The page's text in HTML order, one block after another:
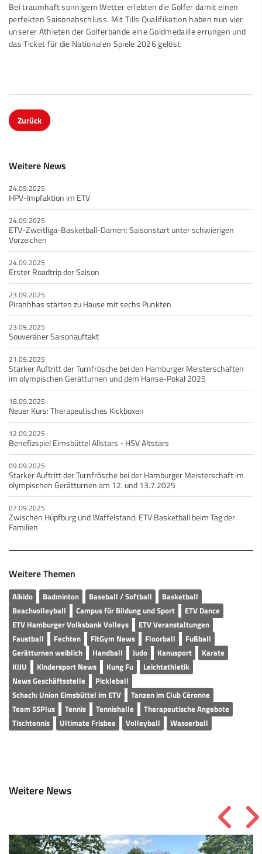
Bei traumhaft sonnigem Wetter erlebten die Golfer damit einen
perfekten Saisonabschluss. Mit Tills Qualifikation haben nun vier
unserer Athleten der Golferbande eine Goldmedaille errungen und
das Ticket für die Nationalen Spiele 2026 gelöst.
Zurück
Weitere News
24.09.2025
HPV-Impfaktion im ETV
24.09.2025
ETV-Zweitliga-Basketball-Damen: Saisonstart unter schwierigen
Vorzeichen
24.09.2025
Erster Roadtrip der Saison
23.09.2025
Piranhhas starten zu Hause mit sechs Punkten
23.09.2025
Souveräner Saisonauftakt
21.09.2025
Starker Auftritt der Turnfrösche bei den Hamburger Meisterschaften
im olympischen Gerätturnen und dem Hanse-Pokal 2025
18.09.2025
Neuer Kurs: Therapeutisches Kickboxen
12.09.2025
Benefizspiel Eimsbüttel Allstars - HSV Altstars
09.09.2025
Starker Auftritt der Turnfrösche bei der Hamburger Meisterschaft im
olympischen Gerätturnen am 12. und 13.7.2025
07.09.2025
Zwischen Hüpfburg und Waffelstand: ETV Basketball beim Tag der
Familien
Weitere Themen
Aikido Badminton Baseball / Softball
Basketball
Beachvolleyball
Campus für Bildung und Sport
ETV Dance
ETV Hamburger Volksbank Volleys
ETV Veranstaltungen
Faustball
Fechten FitGym News Floorball
Fußball
Gerätturnen weiblich
Handball Judo Kanusport
Karate
KIJU
Kindersport News Kung Fu
Leichtathletik
News Geschäftsstelle
Pickleball
Schach: Union Eimsbüttel im ETV
Tanzen im Club Céronne
Team 55Plus
Tennis Tennishalle
Therapeutische Angebote
Tischtennis
Ultimate Frisbee Volleyball Wasserball
Weitere News